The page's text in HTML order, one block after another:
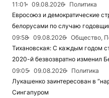
11:01
09.08.2026
Политика
Евросоюз и демократические
белорусами по случаю
09:58
09.08.2026
Общество,
Тихановская: С каждым годом
2020-й безвозвратно изменил
09:05
09.08.2026
Политика
Лукашенко заинтересован в
Сингапуром